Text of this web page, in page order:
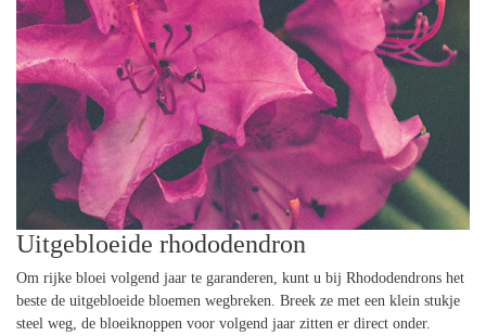
Uitgebloeide rhododendron
Om rijke bloei volgend jaar te garanderen, kunt u bij Rhododendrons het
beste de uitgebloeide bloemen wegbreken. Breek ze met een klein stukje
steel weg, de bloeiknoppen voor volgend jaar zitten er direct onder.